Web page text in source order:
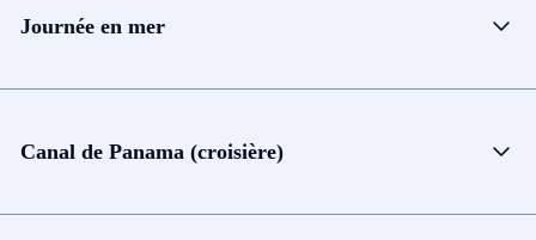
Journée en mer
Canal de Panama (croisière)